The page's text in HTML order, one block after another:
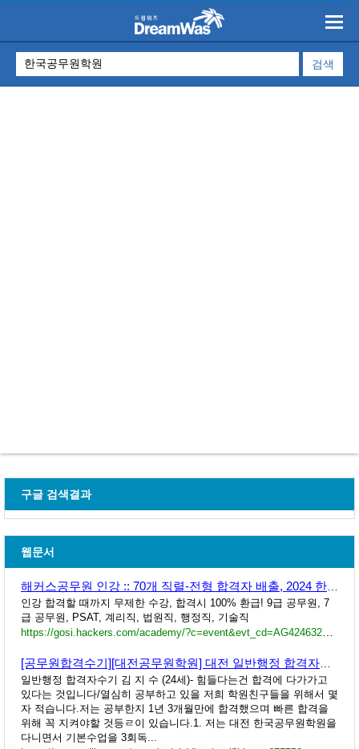
구글 검색결과
웹문서
인강 합격할 때까지 무제한 수강, 합격시 100% 환급! 9급 공무원, 7
급 공무원, PSAT, 계리직, 법원직, 행정직, 기술직
일반행정 합격자수기 김 지 수 (24세)- 힘들다는건 합격에 다가가고
있다는 것입니다/열심히 공부하고 있을 저희 학원친구들을 위해서 몇
자 적습니다.저는 공부한지 1년 3개월만에 합격했으며 빠른 합격을
위해 꼭 지켜야할 것등ㄹ이 있습니다.1. 저는 대전 한국공무원학원을
다니면서 기본수업을 3회독...